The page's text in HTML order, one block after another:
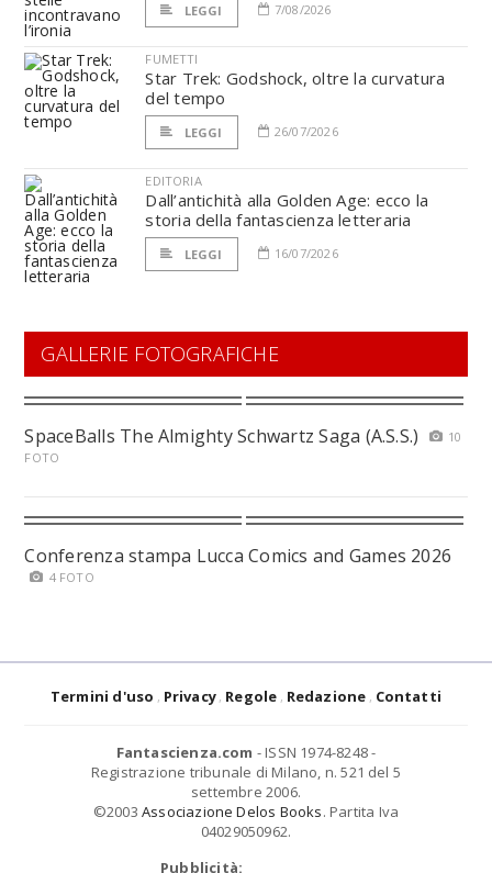
LEGGI 7/08/2026
FUMETTI
Star Trek: Godshock, oltre la curvatura
del tempo
LEGGI 26/07/2026
EDITORIA
Dall’antichità alla Golden Age: ecco la
storia della fantascienza letteraria
LEGGI 16/07/2026
GALLERIE FOTOGRAFICHE
SpaceBalls The Almighty Schwartz Saga (A.S.S.)
10
FOTO
Conferenza stampa Lucca Comics and Games 2026
4 FOTO
Termini d'uso Privacy Regole Redazione Contatti
Fantascienza.com - ISSN 1974-8248 -
Registrazione tribunale di Milano, n. 521 del 5
settembre 2006.
©2003 Associazione Delos Books. Partita Iva
04029050962.
Pubblicità: